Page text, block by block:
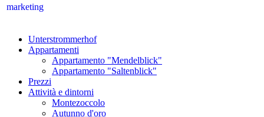
marketing
Unterstrommerhof
Appartamenti
Appartamento "Mendelblick"
Appartamento "Saltenblick"
Prezzi
Attività e dintorni
Montezoccolo
Autunno d'oro